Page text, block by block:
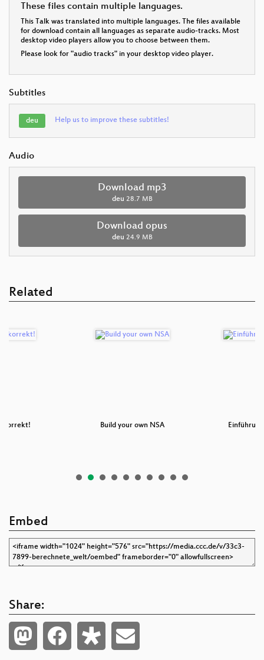
These files contain multiple languages.
This Talk was translated into multiple languages. The files available
for download contain all languages as separate audio-tracks. Most
desktop video players allow you to choose between them.
Please look for "audio tracks" in your desktop video player.
Subtitles
deu Help us to improve these subtitles!
Audio
Download mp3
deu 28.7 MB
Download opus
deu 24.9 MB
Related
Build your own NSA
Embed
Share: